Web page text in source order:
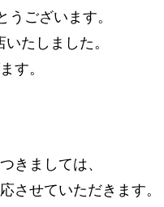
ございます。
たしました。
す。
きましては、
させていただきます。